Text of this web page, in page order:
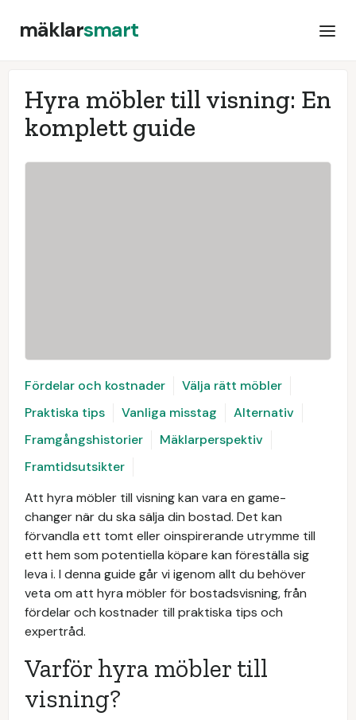
mäklarsmart
Hyra möbler till visning: En
komplett guide
Fördelar och kostnader
Välja rätt möbler
Praktiska tips
Vanliga misstag
Alternativ
Framgångshistorier
Mäklarperspektiv
Framtidsutsikter
Att hyra möbler till visning kan vara en game-
changer när du ska sälja din bostad. Det kan
förvandla ett tomt eller oinspirerande utrymme till
ett hem som potentiella köpare kan föreställa sig
leva i. I denna guide går vi igenom allt du behöver
veta om att hyra möbler för bostadsvisning, från
fördelar och kostnader till praktiska tips och
expertråd.
Varför hyra möbler till
visning?